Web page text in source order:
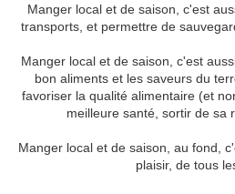
Manger local et de saison, c'est
transports, et permettre de
Manger local et de saison, c'est
bon aliments et les saveurs du
favoriser la qualité alimentaire (et
meilleure santé, sortir de sa
Manger local et de saison, au fond,
plaisir, de tous